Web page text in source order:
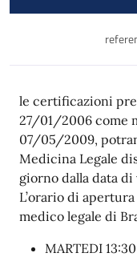
le certificazioni
27/01/2006 come
07/05/2009,
Medicina Legale
giorno dalla data di
L’orario di
medico legale di
MARTEDI